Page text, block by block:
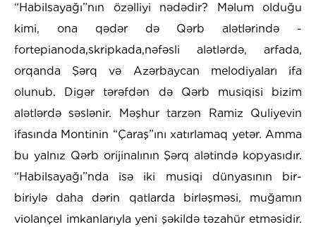
“Habilsayağı”nın özəlliyi nədədir? Məlum olduğu
kimi, ona qədər də Qərb alətlərində -
fortepianoda,skripkada,nəfəsli alətlərdə, arfada,
orqanda Şərq və Azərbaycan melodiyaları ifa
olunub. Digər tərəfdən də Qərb musiqisi bizim
alətlərdə səslənir. Məşhur tarzən Ramiz Quliyevin
ifasında Montinin “Çaraş”ını xatırlamaq yetər. Amma
bu yalnız Qərb orijinalının Şərq alətində kopyasıdır.
“Habilsayağı”nda isə iki musiqi dünyasının bir-
biriylə daha dərin qatlarda birləşməsi, muğamın
violançel imkanlarıyla yeni şəkildə təzahür etməsidir.